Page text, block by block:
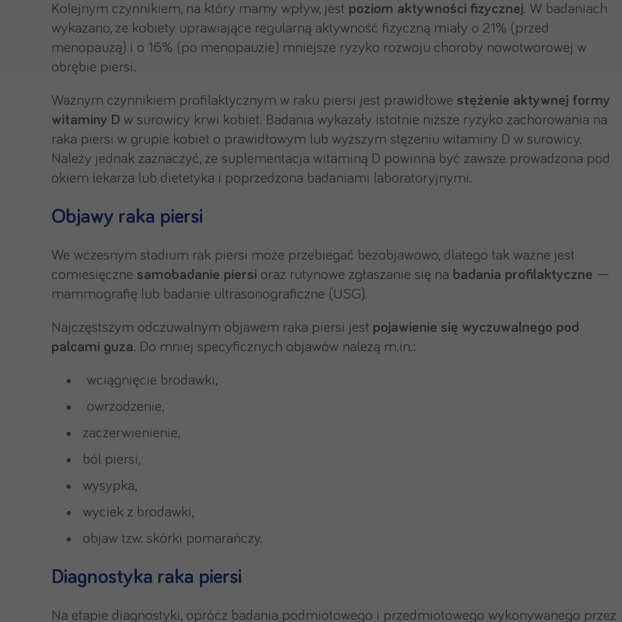
Kolejnym czynnikiem, na który mamy wpływ, jest poziom aktywności fizycznej. W badaniach
wykazano, że kobiety uprawiające regularną aktywność fizyczną miały o 21% (przed
menopauzą) i o 16% (po menopauzie) mniejsze ryzyko rozwoju choroby nowotworowej w
obrębie piersi.
Ważnym czynnikiem profilaktycznym w raku piersi jest prawidłowe stężenie aktywnej formy
witaminy D w surowicy krwi kobiet. Badania wykazały istotnie niższe ryzyko zachorowania na
raka piersi w grupie kobiet o prawidłowym lub wyższym stężeniu witaminy D w surowicy.
Należy jednak zaznaczyć, że suplementacja witaminą D powinna być zawsze prowadzona pod
okiem lekarza lub dietetyka i poprzedzona badaniami laboratoryjnymi.
Objawy raka piersi
We wczesnym stadium rak piersi może przebiegać bezobjawowo, dlatego tak ważne jest
comiesięczne samobadanie piersi oraz rutynowe zgłaszanie się na badania profilaktyczne —
mammografię lub badanie ultrasonograficzne (USG).
Najczęstszym odczuwalnym objawem raka piersi jest pojawienie się wyczuwalnego pod
palcami guza. Do mniej specyficznych objawów należą m.in.:
wciągnięcie brodawki,
owrzodzenie,
zaczerwienienie,
ból piersi,
wysypka,
wyciek z brodawki,
objaw tzw. skórki pomarańczy.
Diagnostyka raka piersi
Na etapie diagnostyki, oprócz badania podmiotowego i przedmiotowego wykonywanego przez